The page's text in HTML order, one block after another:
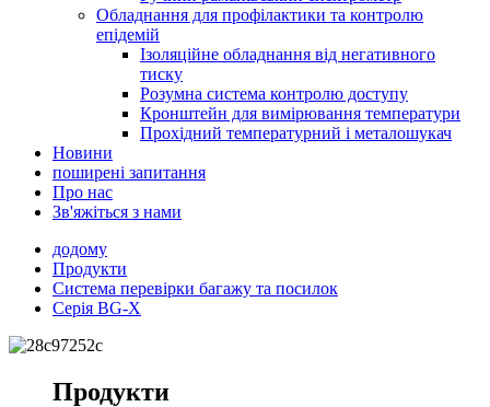
Обладнання для профілактики та контролю
епідемій
Ізоляційне обладнання від негативного
тиску
Розумна система контролю доступу
Кронштейн для вимірювання температури
Прохідний температурний і металошукач
Новини
поширені запитання
Про нас
Зв'яжіться з нами
додому
Продукти
Система перевірки багажу та посилок
Серія BG-X
Продукти